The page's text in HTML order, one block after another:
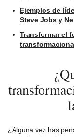
Ejemplos de
Steve Jobs y
Transformar el
¿Alguna vez has